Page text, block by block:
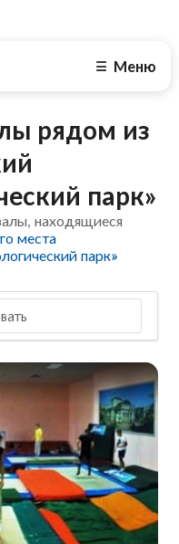
☰ Меню
рядом из
парк»
находящиеся
места
парк»